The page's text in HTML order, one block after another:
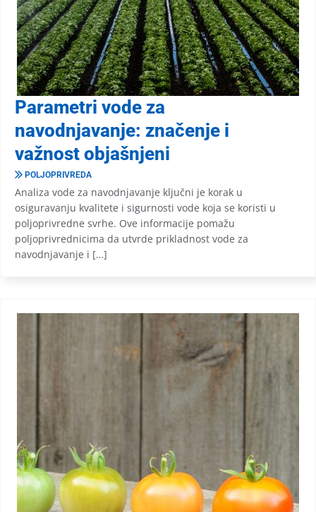
Parametri vode za
navodnjavanje: značenje i
važnost objašnjeni
POLJOPRIVREDA
Analiza vode za navodnjavanje ključni je korak u
osiguravanju kvalitete i sigurnosti vode koja se koristi u
poljoprivredne svrhe. Ove informacije pomažu
poljoprivrednicima da utvrde prikladnost vode za
navodnjavanje i […]